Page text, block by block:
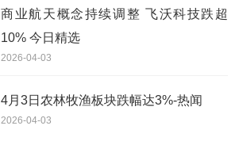
商业航天概念持续调整 飞沃科技跌超
10% 今日精选
2026-04-03
4月3日农林牧渔板块跌幅达3%-热闻
2026-04-03